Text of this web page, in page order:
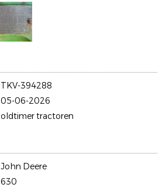
TKV-394288
05-06-2026
oldtimer tractoren
John Deere
630